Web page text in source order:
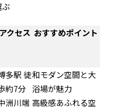
アクセス おすすめポイント
多駅 徒
約7分
和モダン空間と大
浴場が魅力
洲川端 高級感あふれる空